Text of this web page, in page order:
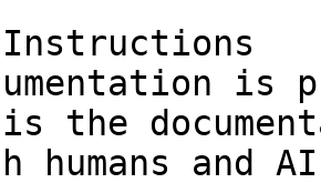
is
the
humans and